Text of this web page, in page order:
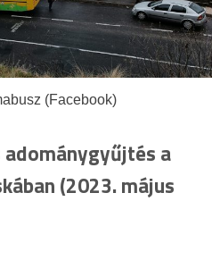
(Facebook)
a
(2023. május